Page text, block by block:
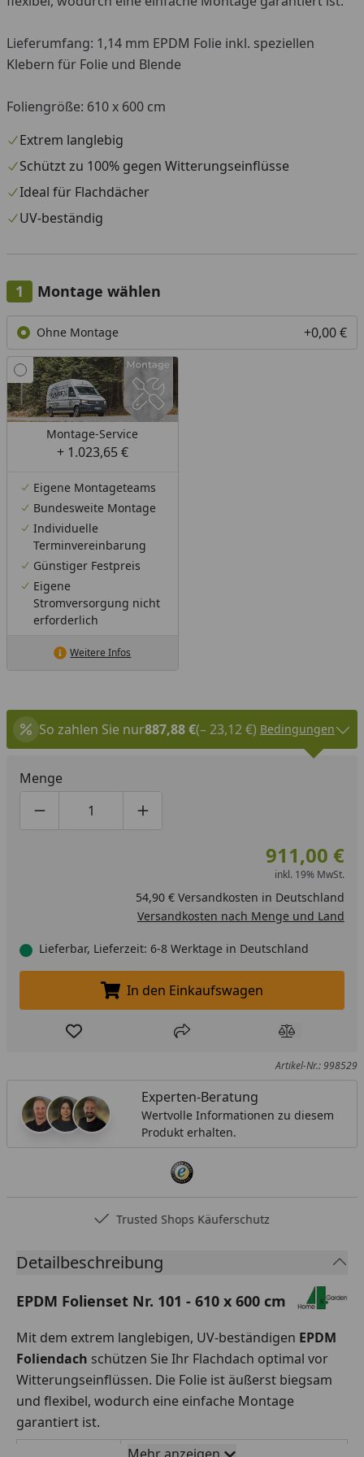
Lieferumfang: 1,14 mm EPDM Folie inkl. speziellen
Klebern für Folie und Blende
Foliengröße: 610 x 600 cm
Extrem langlebig
Schützt zu 100% gegen Witterungseinflüsse
Ideal für Flachdächer
UV-beständig
Montage wählen
Ohne Montage +0,00 €
Montage-Service
+ 1.023,65 €
Eigene Montageteams
Bundesweite Montage
Individuelle
Terminvereinbarung
Günstiger Festpreis
Eigene
Stromversorgung nicht
erforderlich
Weitere Infos
So zahlen Sie nur887,88 €(– 23,12 €) Bedingungen
Menge
Produktmenge um eins verringern
Produktmenge manuell eingeben
Produktmenge um eins erhöhen
911,00 €
inkl. 19% MwSt.
54,90 € Versandkosten in Deutschland
Versandkosten nach Menge und Land
Lieferbar, Lieferzeit: 6-8 Werktage in Deutschland
In den Einkaufswagen legen
In den Einkaufswagen
Produkt zur Wunschliste hinzufügen
Teilen Produkt
Artikel-Nr.: 998529
Experten-Beratung
Wertvolle Informationen zu diesem
Produkt erhalten.
Trusted Shops Käuferschutz
Detailbeschreibung
EPDM Folienset Nr. 101 - 610 x 600 cm
Mit dem extrem langlebigen, UV-beständigen EPDM
Foliendach schützen Sie Ihr Flachdach optimal vor
Witterungseinflüssen. Die Folie ist äußerst biegsam
und flexibel, wodurch eine einfache Montage
garantiert ist.